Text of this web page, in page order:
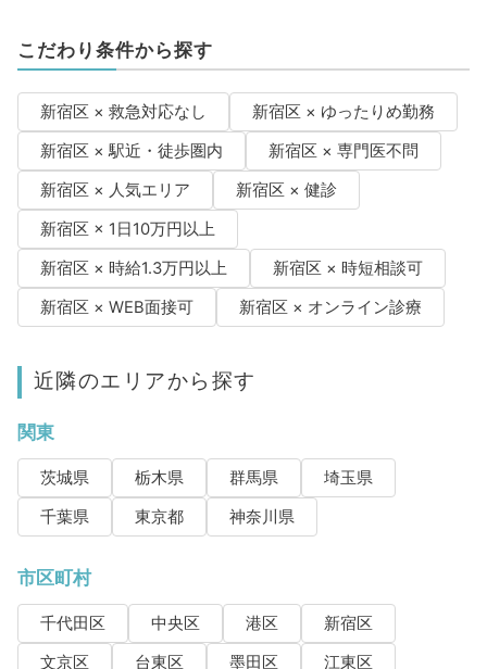
こだわり条件から探す
新宿区 × 救急対応なし
新宿区 × ゆったりめ勤務
新宿区 × 駅近・徒歩圏内
新宿区 × 専門医不問
新宿区 × 人気エリア
新宿区 × 健診
新宿区 × 1日10万円以上
新宿区 × 時給1.3万円以上
新宿区 × 時短相談可
新宿区 × WEB面接可
新宿区 × オンライン診療
近隣のエリアから探す
関東
茨城県 栃木県 群馬県
埼玉県
千葉県
東京都 神奈川県
市区町村
千代田区 中央区 港区
新宿区
文京区
台東区 墨田区
江東区